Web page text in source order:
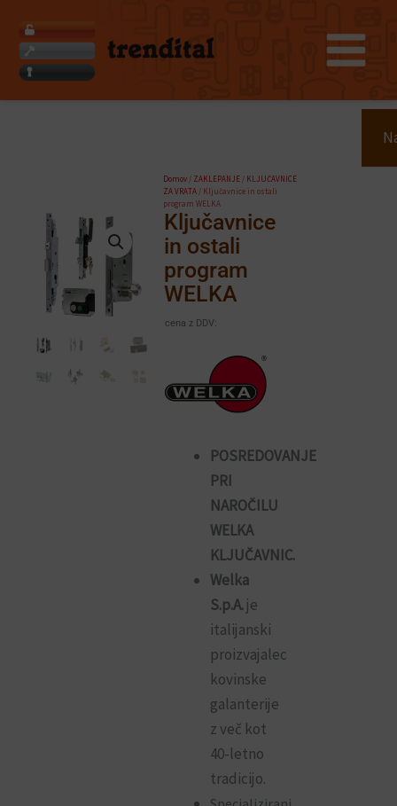
content
Ključavnice
in ostali
program
WELKA
Domov/ ZAKLEPANJE/ KLJUČAVNICE
ZA VRATA/ Ključavnice in ostali
program WELKA
cena z DDV:
POSREDOVANJE
PRI
NAROČILU
WELKA
KLJUČAVNIC.
Welka
S.p.A.je
italijanski
proizvajalec
kovinske
galanterije
z več kot
40-letno
tradicijo.